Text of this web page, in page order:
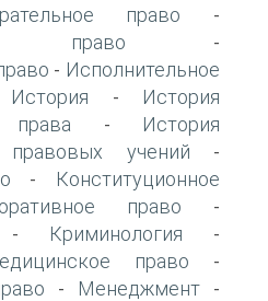
право -
право -
- Исполнительное
История -
История
-
История
учений -
-
Конституционное
право -
Криминология -
право -
- Менеджмент -